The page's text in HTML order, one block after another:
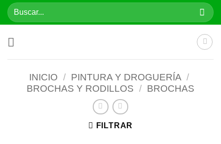
SaltarBuscar
por:
INICIO / PINTURA Y DROGUERÍA /
BROCHAS Y RODILLOS / BROCHAS
FILTRAR